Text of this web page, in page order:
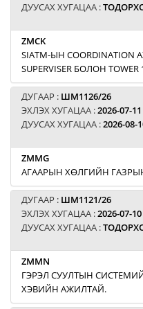
ДУУСАХ ХУГАЦАА :
ZMCK
SIATM-ЫН
SUPERVISER БОЛОН
ДУГААР : ШМ1126/26
ЭХЛЭХ ХУГАЦАА :2026-07-
ДУУСАХ ХУГАЦАА :2026-08-
ZMMG
АГААРЫН ХӨЛГИЙН
ДУГААР : ШМ1121/26
ЭХЛЭХ ХУГАЦАА :2026-07-
ДУУСАХ ХУГАЦАА :
ZMMN
ГЭРЭЛ СУУЛТЫН
ХЭВИЙН АЖИЛТАЙ.